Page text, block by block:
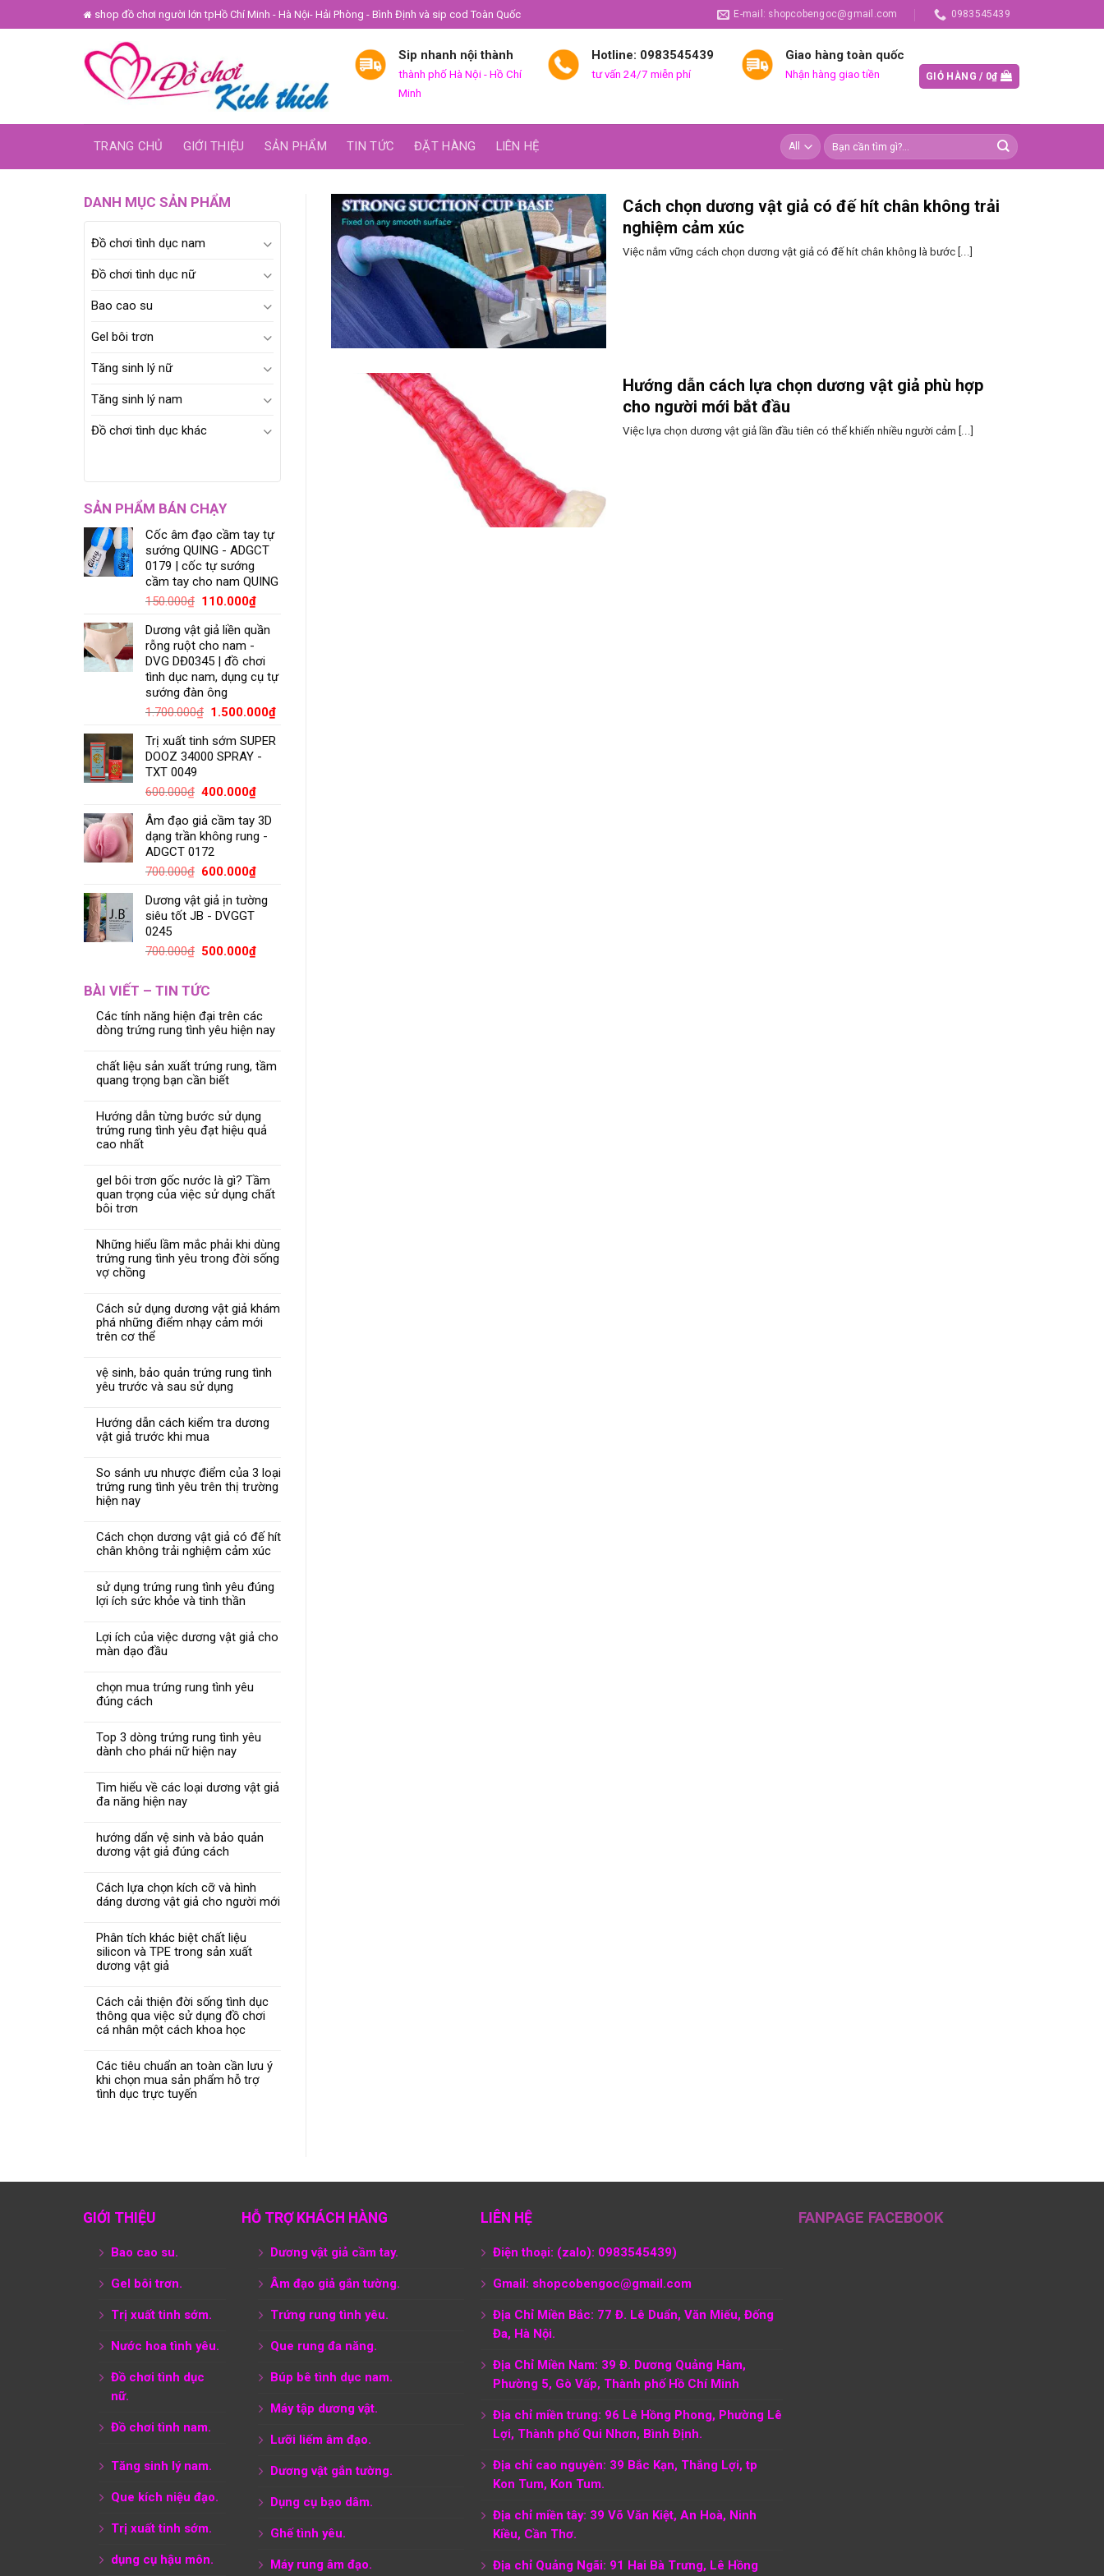
to
shop đồ chơi người lớn tpHồ Chí Minh - Hà Nội- Hải Phòng - Bình Định và sip cod Toàn Quốc E-mail: shopcobengoc@gmail.com 0983545439
Sip nhanh nội thành
thành phố Hà Nội - Hồ Chí
Minh
Hotline: 0983545439
tư vấn 24/7 miễn phí
Giao hàng toàn quốc
Nhận hàng giao tiền GIỎ HÀNG / 0₫
TRANG CHỦ GIỚI THIỆU SẢN PHẨM TIN TỨC ĐẶT HÀNG LIÊN HỆ
DANH MỤC SẢN PHẨM
Đồ chơi tình dục nam
Đồ chơi tình dục nữ
Bao cao su
Gel bôi trơn
Tăng sinh lý nữ
Tăng sinh lý nam
Đồ chơi tình dục khác
SẢN PHẨM BÁN CHẠY
Cốc âm đạo cầm tay tự
sướng QUING - ADGCT
0179 | cốc tự sướng
cầm tay cho nam QUING
150.000₫ 110.000₫
Dương vật giả liền quần
rỗng ruột cho nam -
DVG DĐ0345 | đồ chơi
tình dục nam, dụng cụ tự
sướng đàn ông
1.700.000₫ 1.500.000₫
Trị xuất tinh sớm SUPER
DOOZ 34000 SPRAY -
TXT 0049
600.000₫ 400.000₫
Âm đạo giả cầm tay 3D
dạng trần không rung -
ADGCT 0172
700.000₫ 600.000₫
Dương vật giả ịn tường
siêu tốt JB - DVGGT
0245
700.000₫ 500.000₫
BÀI VIẾT – TIN TỨC
Các tính năng hiện đại trên các
dòng trứng rung tình yêu hiện nay
chất liệu sản xuất trứng rung, tầm
quang trọng bạn cần biết
Hướng dẫn từng bước sử dụng
trứng rung tình yêu đạt hiệu quả
cao nhất
gel bôi trơn gốc nước là gì? Tầm
quan trọng của việc sử dụng chất
bôi trơn
Những hiểu lầm mắc phải khi dùng
trứng rung tình yêu trong đời sống
vợ chồng
Cách sử dụng dương vật giả khám
phá những điểm nhạy cảm mới
trên cơ thể
vệ sinh, bảo quản trứng rung tình
yêu trước và sau sử dụng
Hướng dẫn cách kiểm tra dương
vật giả trước khi mua
So sánh ưu nhược điểm của 3 loại
trứng rung tình yêu trên thị trường
hiện nay
Cách chọn dương vật giả có đế hít
chân không trải nghiệm cảm xúc
sử dụng trứng rung tình yêu đúng
lợi ích sức khỏe và tinh thần
Lợi ích của việc dương vật giả cho
màn dạo đầu
chọn mua trứng rung tình yêu
đúng cách
Top 3 dòng trứng rung tình yêu
dành cho phái nữ hiện nay
Tìm hiểu về các loại dương vật giả
đa năng hiện nay
hướng dẩn vệ sinh và bảo quản
dương vật giả đúng cách
Cách lựa chọn kích cỡ và hình
dáng dương vật giả cho người mới
Phân tích khác biệt chất liệu
silicon và TPE trong sản xuất
dương vật giả
Cách cải thiện đời sống tình dục
thông qua việc sử dụng đồ chơi
cá nhân một cách khoa học
Các tiêu chuẩn an toàn cần lưu ý
khi chọn mua sản phẩm hỗ trợ
tình dục trực tuyến
Cách chọn dương vật giả có đế hít chân không trải
nghiệm cảm xúc
Việc nắm vững cách chọn dương vật giả có đế hít chân không là bước [...]
Hướng dẫn cách lựa chọn dương vật giả phù hợp
cho người mới bắt đầu
Việc lựa chọn dương vật giả lần đầu tiên có thể khiến nhiều người cảm [...]
GIỚI THIỆU
Bao cao su.
Gel bôi trơn.
Trị xuất tinh sớm.
Nước hoa tình yêu.
Đồ chơi tình dục
nữ.
Đồ chơi tình nam.
Tăng sinh lý nam.
Que kích niệu đạo.
Trị xuất tinh sớm.
dụng cụ hậu môn.
HỖ TRỢ KHÁCH HÀNG
Dương vật giả cầm tay.
Âm đạo giả gắn tường.
Trứng rung tình yêu.
Que rung đa năng.
Búp bê tình dục nam.
Máy tập dương vật.
Lưỡi liếm âm đạo.
Dương vật gắn tường.
Dụng cụ bạo dâm.
Ghế tình yêu.
Máy rung âm đạo.
LIÊN HỆ
Điện thoại: (zalo): 0983545439)
Gmail: shopcobengoc@gmail.com
Địa Chỉ Miền Bắc: 77 Đ. Lê Duẩn, Văn Miếu, Đống
Đa, Hà Nội.
Địa Chỉ Miền Nam: 39 Đ. Dương Quảng Hàm,
Phường 5, Gò Vấp, Thành phố Hồ Chí Minh
Địa chỉ miền trung: 96 Lê Hồng Phong, Phường Lê
Lợi, Thành phố Qui Nhơn, Bình Định.
Địa chỉ cao nguyên: 39 Bắc Kạn, Thắng Lợi, tp
Kon Tum, Kon Tum.
Địa chỉ miền tây: 39 Võ Văn Kiệt, An Hoà, Ninh
Kiều, Cần Thơ.
Địa chỉ Quảng Ngãi: 91 Hai Bà Trưng, Lê Hồng
FANPAGE FACEBOOK